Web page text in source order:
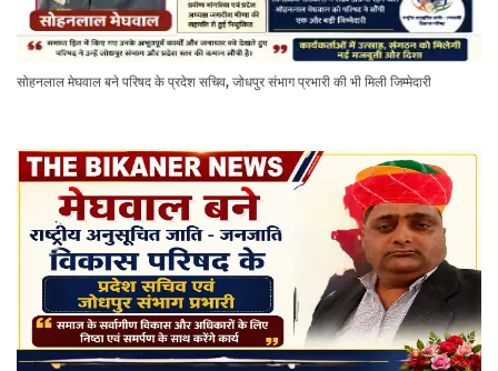
सोहनलाल मेघवाल बने परिषद के प्रदेश सचिव, जोधपुर संभाग प्रभारी की भी मिली जिम्मेदारी